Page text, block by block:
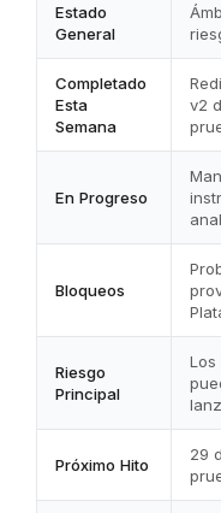
Estado
General
Completado
Esta
Semana
v2
En Progreso
Bloqueos
Riesgo
Principal
Los
Próximo Hito
29